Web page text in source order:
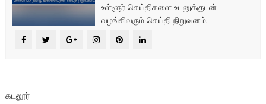
உள்ளூர் செய்திகளை உடனுக்குடன்
வழங்கிவரும் செய்தி நிறுவனம்.
கடலூர்